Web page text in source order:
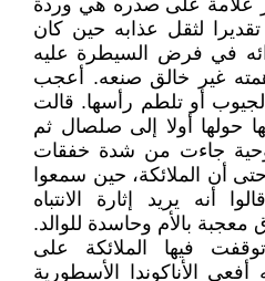
علامة على صدره هي وردة
لثقل عذابه حين كان
في فرض السيطرة عليه
غير خالق صنعه. أعجب
أو تلطم رأسها. قالت
حولها أولا إلى صلصال ثم
جاءت من شدة خفقات
أن الملائكة، حين سمعوا
أنه يريد إثارة الانتباه
بالأم وحاسدة للوالد.
فيها الملائكة على
الأناكوندا الأسطورية